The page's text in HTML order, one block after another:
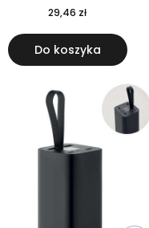
29,46 zł
Do koszyka